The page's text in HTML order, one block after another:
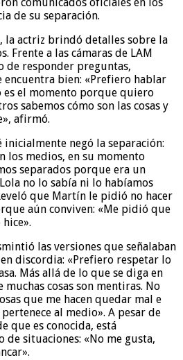
de su separación.
la actriz brindó detalles sobre la
Frente a las cámaras de LAM
de responder preguntas,
encuentra bien: «Prefiero hablar
es el momento porque quiero
sabemos cómo son las cosas y
afirmó.
negó la separación:
los medios, en su momento
separados porque era un
no lo sabía ni lo habíamos
que Martín le pidió no hacer
aún conviven: «Me pidió que
las versiones que señalaban
discordia: «Prefiero respetar lo
Más allá de lo que se diga en
muchas cosas son mentiras. No
que me hacen quedar mal e
al medio». A pesar de
que es conocida, está
de situaciones: «No me gusta,